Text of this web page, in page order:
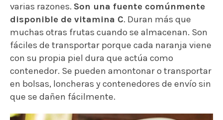
varias razones. Son una fuente comúnmente
disponible de vitamina C. Duran más que
muchas otras frutas cuando se almacenan. Son
fáciles de transportar porque cada naranja viene
con su propia piel dura que actúa como
contenedor. Se pueden amontonar o transportar
en bolsas, loncheras y contenedores de envío sin
que se dañen fácilmente.